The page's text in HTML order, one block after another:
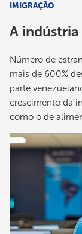
IMIGRAÇÃO
A indústria
Número de
mais de 600%
parte
crescimento da
como o de